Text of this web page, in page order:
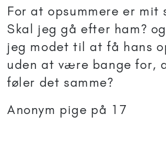
For at opsummere er mit
Skal jeg gå efter ham?
jeg modet til at få hans
uden at være bange for,
føler det samme?
Anonym pige på 17